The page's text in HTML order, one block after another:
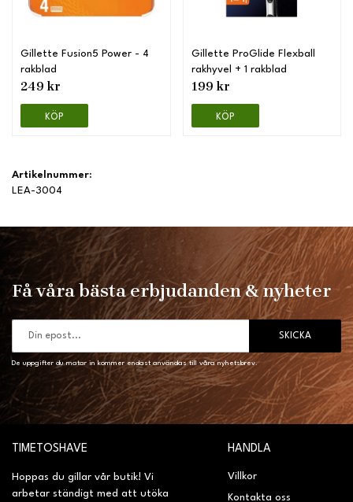
Gillette Fusion5 Power - 4
rakblad
249 kr
KÖP
Gillette ProGlide Flexball
rakhyvel + 1 rakblad
199 kr
KÖP
Artikelnummer:
LEA-3004
Få våra bästa erbjudanden & nyheter
SKICKA
De uppgifter du matar in kommer endast användas till våra nyhetsbrev.
TIMETOSHAVE
Hoppas du gillar vår butik! Vi
arbetar ständigt med att utöka
HANDLA
Villkor
Kontakta oss